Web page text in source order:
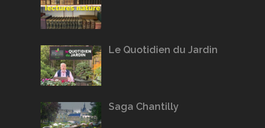
Le Quotidien du Jardin
Saga Chantilly